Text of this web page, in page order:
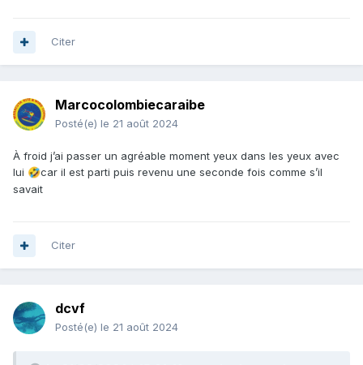
Citer
Marcocolombiecaraibe
Posté(e) le 21 août 2024
À froid j’ai passer un agréable moment yeux dans les yeux avec
lui 🤣car il est parti puis revenu une seconde fois comme s’il
savait
Citer
dcvf
Posté(e) le 21 août 2024